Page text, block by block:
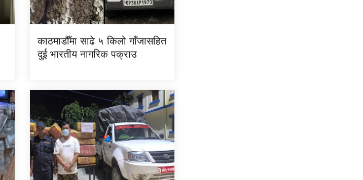
काठमाडौँमा साढे ५ किलो गाँजासहित
दुई भारतीय नागरिक पक्राउ